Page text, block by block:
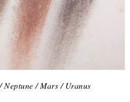
Neptune / Mars / Uranus